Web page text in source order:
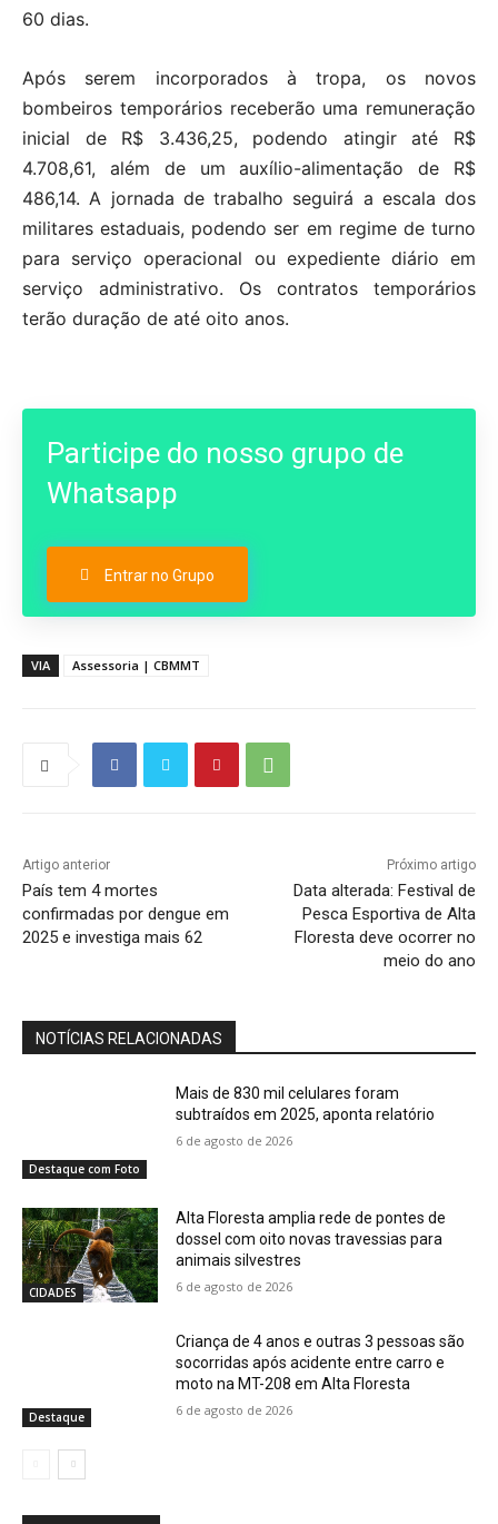
60 dias.
Após serem incorporados à tropa, os novos
bombeiros temporários receberão uma remuneração
inicial de R$ 3.436,25, podendo atingir até R$
4.708,61, além de um auxílio-alimentação de R$
486,14. A jornada de trabalho seguirá a escala dos
militares estaduais, podendo ser em regime de turno
para serviço operacional ou expediente diário em
serviço administrativo. Os contratos temporários
terão duração de até oito anos.
Participe do nosso grupo de
Whatsapp
Entrar no Grupo
VIA Assessoria | CBMMT
Artigo anterior
País tem 4 mortes
confirmadas por dengue em
2025 e investiga mais 62
Próximo artigo
Data alterada: Festival de
Pesca Esportiva de Alta
Floresta deve ocorrer no
meio do ano
NOTÍCIAS RELACIONADAS
Destaque com Foto
Mais de 830 mil celulares foram
subtraídos em 2025, aponta relatório
6 de agosto de 2026
CIDADES
Alta Floresta amplia rede de pontes de
dossel com oito novas travessias para
animais silvestres
6 de agosto de 2026
Destaque
Criança de 4 anos e outras 3 pessoas são
socorridas após acidente entre carro e
moto na MT-208 em Alta Floresta
6 de agosto de 2026